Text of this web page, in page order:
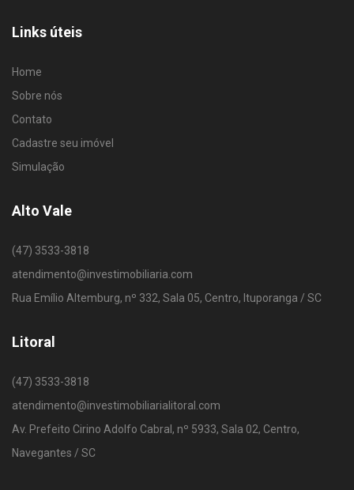
Links úteis
Home
Sobre nós
Contato
Cadastre seu imóvel
Simulação
Alto Vale
(47) 3533-3818
atendimento@investimobiliaria.com
Rua Emílio Altemburg, nº 332, Sala 05, Centro, Ituporanga / SC
Litoral
(47) 3533-3818
atendimento@investimobiliarialitoral.com
Av. Prefeito Cirino Adolfo Cabral, nº 5933, Sala 02, Centro,
Navegantes / SC